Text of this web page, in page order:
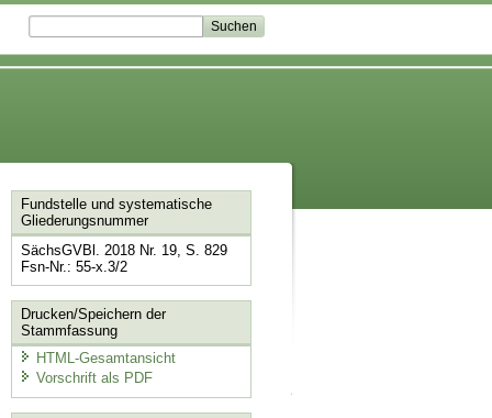
Fundstelle und systematische
Gliederungsnummer
SächsGVBl. 2018 Nr. 19, S. 829
Fsn-Nr.: 55-x.3/2
Drucken/Speichern der
Stammfassung
HTML-Gesamtansicht
Vorschrift als PDF